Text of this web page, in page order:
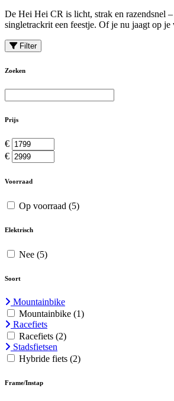
De Hei Hei CR is licht, strak en razendsnel
singletrackrit een feestje. Of je nu jaagt op
Filter
Zoeken
Prijs
€
€
Voorraad
Op voorraad (5)
Elektrisch
Nee (5)
Soort
Mountainbike
Mountainbike (1)
Racefiets
Racefiets (2)
Stadsfietsen
Hybride fiets (2)
Frame/Instap